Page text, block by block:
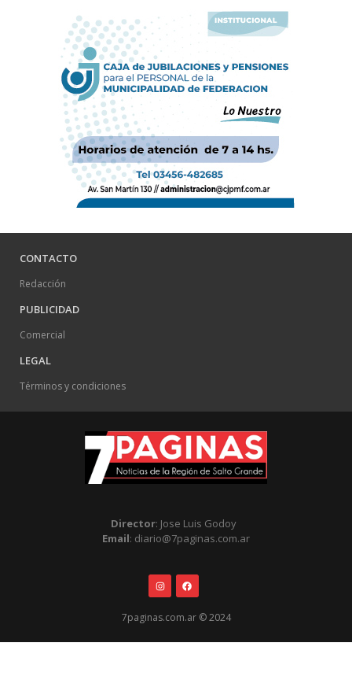
CONTACTO
Redacción
PUBLICIDAD
Comercial
LEGAL
Términos y condiciones
Director: Jose Luis Godoy
Email: diario@7paginas.com.ar
7paginas.com.ar © 2024